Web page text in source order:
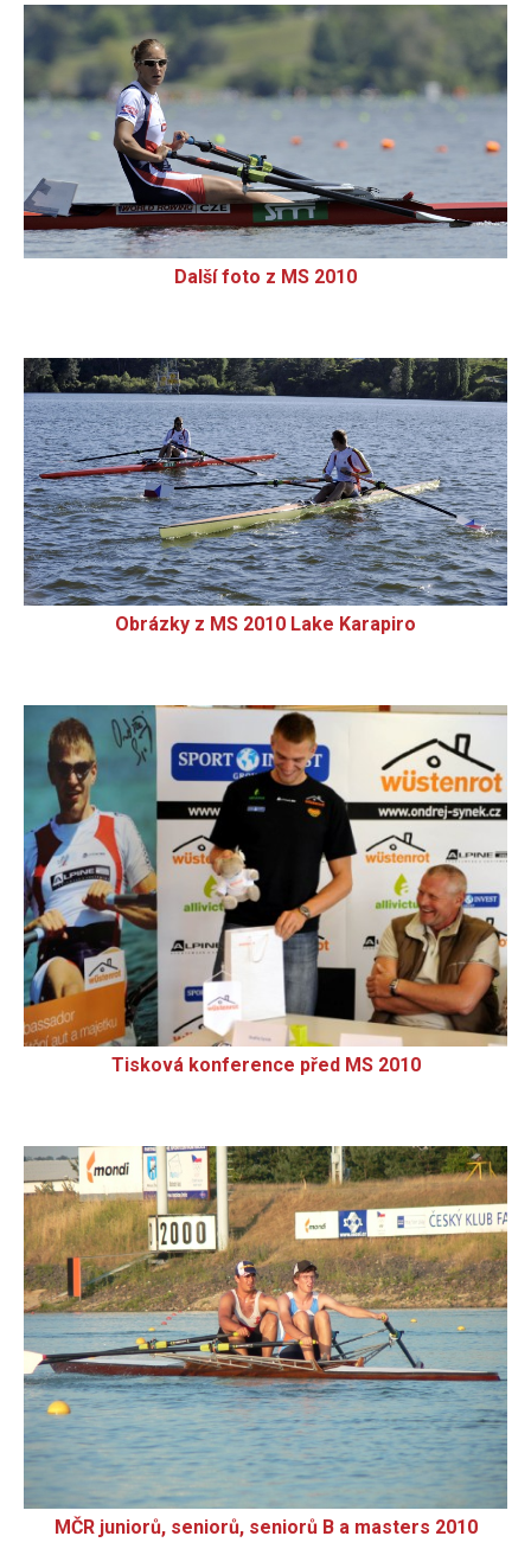
Další foto z MS 2010
Obrázky z MS 2010 Lake Karapiro
Tisková konference před MS 2010
MČR juniorů, seniorů, seniorů B a masters 2010